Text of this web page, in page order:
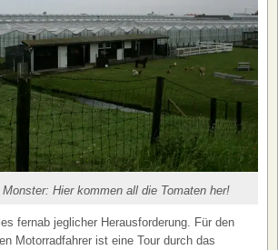
Hier kommen all die Tomaten her!
fernab jeglicher Herausforderung. Für den
Motorradfahrer ist eine Tour durch das